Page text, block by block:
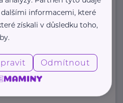
informacemi, které
získali v důsledku toho,
Odmítnout